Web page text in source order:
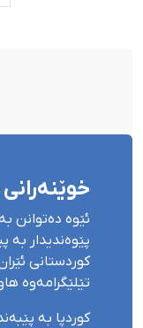
خوێنەرانی
ئێوە دەتوانن
پێوەندیدار بە
کوردستانی
تێلێگرامەوە
کوردپا بە